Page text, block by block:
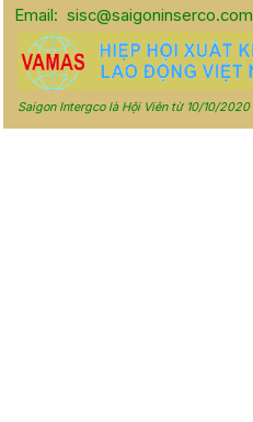
Email: sisc@saigoninserco.com
Saigon Intergco là Hội Viên từ 10/10/2020